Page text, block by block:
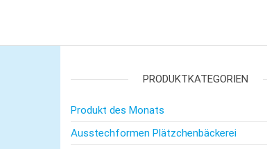
mit Rezepten
PRODUKTKATEGORIEN
Produkt des Monats
Ausstechformen Plätzchenbäckerei